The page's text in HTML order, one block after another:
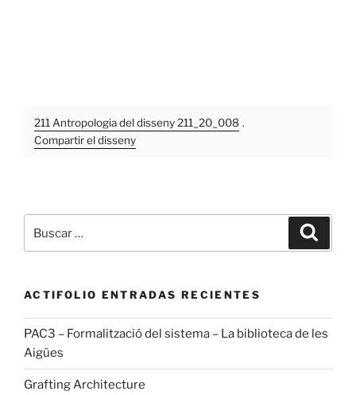
211 Antropologia del disseny 211_20_008 .
Compartir el disseny
por:
ACTIFOLIO ENTRADAS RECIENTES
PAC3 – Formalització del sistema – La biblioteca de les
Aigües
Grafting Architecture